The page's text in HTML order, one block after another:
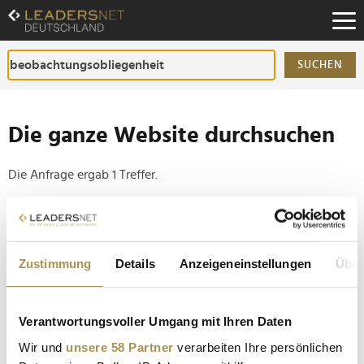
Zustimmung Details Anzeigeneinstellungen
Verantwortungsvoller Umgang mit Ihren Daten
Wir und unsere 58 Partner verarbeiten Ihre persönlichen
Zum
Inhalt
Zur
Fußzeilen-
Navigation
SUCHEN
Die ganze Website durchsuchen
Die Anfrage ergab 1 Treffer.
Tipp
Setzen Sie die gesuchten Wörter zwischen
Anführungszeichen: zb "Vorname Nachname".
Solidaritätszuschlag bleibt - FDP scheitert vor
Bundesverfassungsgericht